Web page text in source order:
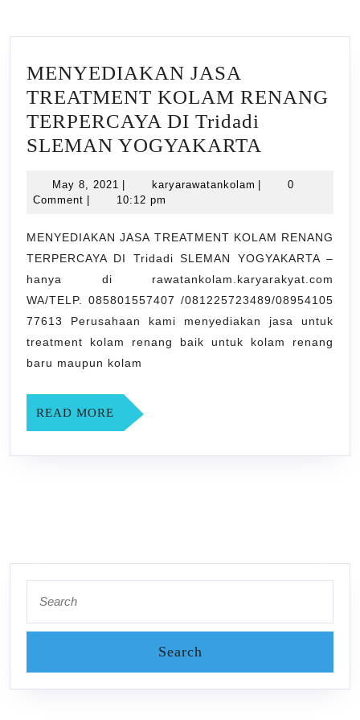
MENYEDIAKAN JASA
TREATMENT KOLAM RENANG
TERPERCAYA DI Tridadi
SLEMAN YOGYAKARTA
RENANG
DI
Tridadi
SLEMAN
May 8, 2021 May
8,
karyarawatankolam karyarawatankolam
0
Comment
10:12 pm
MENYEDIAKAN JASA TREATMENT KOLAM RENANG
TERPERCAYA DI Tridadi SLEMAN YOGYAKARTA –
hanya di rawatankolam.karyarakyat.com
WA/TELP. 085801557407 /081225723489/08954105
77613 Perusahaan kami menyediakan jasa untuk
treatment kolam renang baik untuk kolam renang
baru maupun kolam
READ MORE READ
MORE
for: